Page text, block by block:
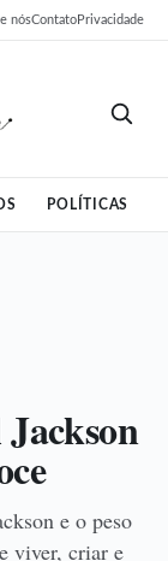
nósContatoPrivacidade
POLÍTICAS
e o peso
viver, criar e